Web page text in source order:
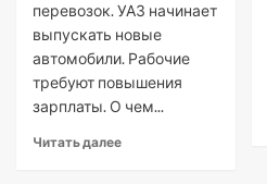
перевозок. УАЗ начинает
выпускать новые
автомобили. Рабочие
требуют повышения
зарплаты. О чем...
Читать далее